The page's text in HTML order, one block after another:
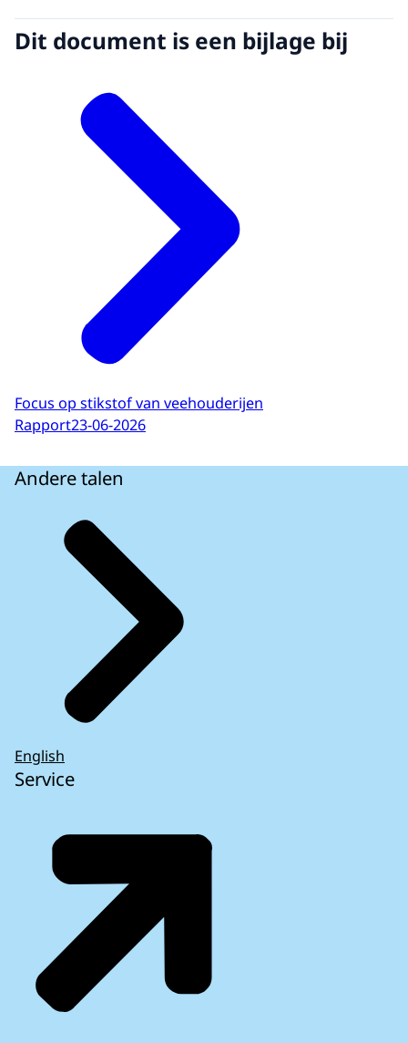
Dit document is een bijlage bij
Focus op stikstof van veehouderijen
Rapport23-06-2026
Andere talen
English
Service